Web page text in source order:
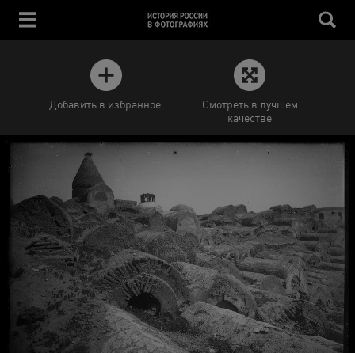
Добавить в избранное
Смотреть в лучшем
качестве